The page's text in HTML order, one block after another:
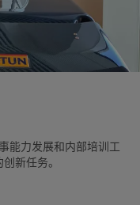
能力发展和内部培训工
新任务。